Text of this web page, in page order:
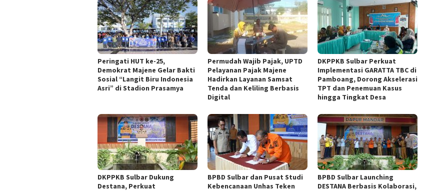
Peringati HUT ke-25,
Demokrat Majene Gelar Bakti
Sosial “Langit Biru Indonesia
Asri” di Stadion Prasamya
Permudah Wajib Pajak, UPTD
Pelayanan Pajak Majene
Hadirkan Layanan Samsat
Tenda dan Keliling Berbasis
Digital
DKPPKB Sulbar Perkuat
Implementasi GARATTA TBC di
Pamboang, Dorong Akselerasi
TPT dan Penemuan Kasus
hingga Tingkat Desa
DKPPKB Sulbar Dukung
Destana, Perkuat
BPBD Sulbar dan Pusat Studi
Kebencanaan Unhas Teken
BPBD Sulbar Launching
DESTANA Berbasis Kolaborasi,